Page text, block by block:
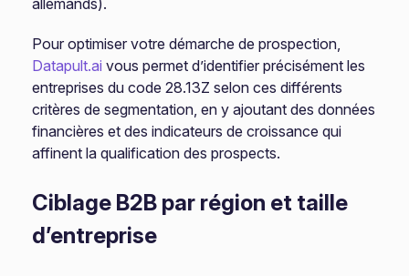
allemands).
Pour optimiser votre démarche de prospection,
Datapult.ai vous permet d’identifier précisément les
entreprises du code 28.13Z selon ces différents
critères de segmentation, en y ajoutant des données
financières et des indicateurs de croissance qui
affinent la qualification des prospects.
Ciblage B2B par région et taille
d’entreprise